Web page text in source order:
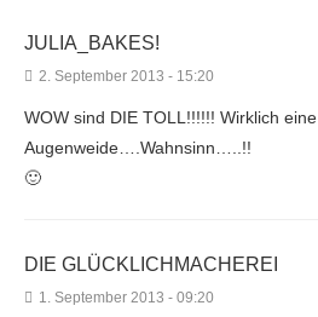
JULIA_BAKES!
2. September 2013 - 15:20
WOW sind DIE TOLL!!!!!! Wirklich eine
Augenweide….Wahnsinn…..!!
🙂
DIE GLÜCKLICHMACHEREI
1. September 2013 - 09:20